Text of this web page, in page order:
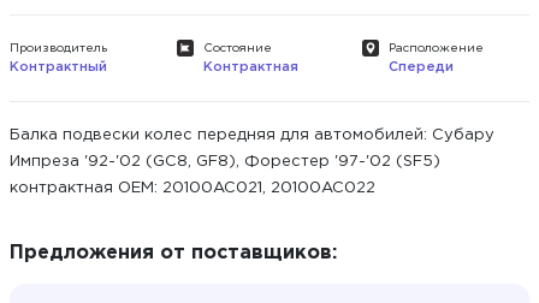
Производитель
Контрактный
Состояние
Контрактная
Расположение
Спереди
Балка подвески колес передняя для автомобилей: Субару
Импреза '92-'02 (GC8, GF8), Форестер '97-'02 (SF5)
контрактная ОЕМ: 20100AC021, 20100AC022
Предложения от поставщиков: